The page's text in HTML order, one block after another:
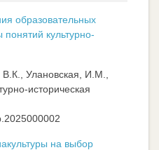
образовательных
понятий культурно-
Улановская, И.М.,
историческая
на выбор